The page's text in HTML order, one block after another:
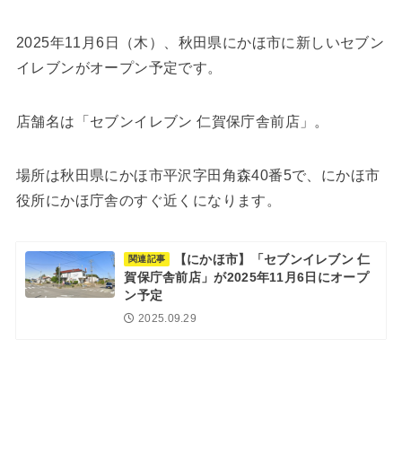
2025年11月6日（木）、秋田県にかほ市に新しいセブン
イレブンがオープン予定です。
店舗名は「セブンイレブン 仁賀保庁舎前店」。
場所は秋田県にかほ市平沢字田角森40番5で、にかほ市
役所にかほ庁舎のすぐ近くになります。
関連記事
【にかほ市】「セブンイレブン 仁
賀保庁舎前店」が2025年11月6日にオープ
ン予定
2025.09.29